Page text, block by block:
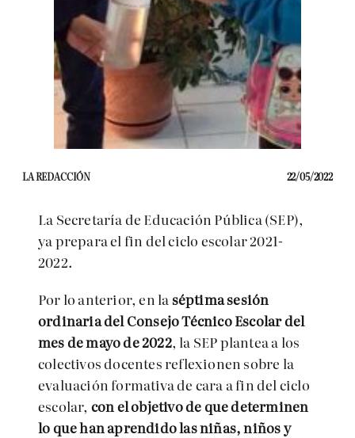
LA REDACCIÓN 22/05/2022
La Secretaría de Educación Pública (SEP),
ya prepara el fin del ciclo escolar 2021-
2022.
Por lo anterior, en laséptima sesión
ordinaria del Consejo Técnico Escolar del
mes de mayo de 2022, la SEP plantea a los
colectivos docentes reflexionen sobre la
evaluación formativa de cara a fin del ciclo
escolar, con el objetivo de que determinen
lo que han aprendido las niñas, niños y